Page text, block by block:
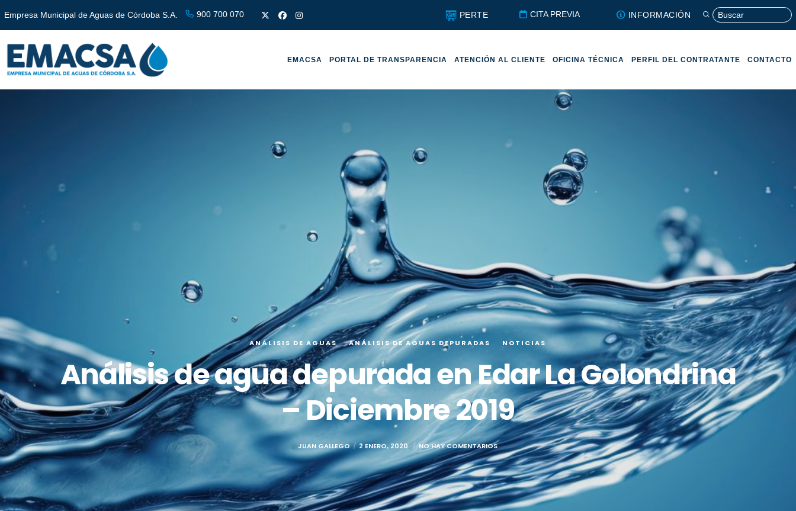
Empresa Municipal de Aguas de Córdoba S.A. 900 700 070 PERTE CITA PREVIA INFORMACIÓN
EMACSA PORTAL DE TRANSPARENCIA ATENCIÓN AL CLIENTE OFICINA TÉCNICA PERFIL DEL CONTRATANTE CONTACTO
ANÁLISIS DE AGUAS ANÁLISIS DE AGUAS DEPURADAS NOTICIAS
Análisis de agua depurada en Edar La Golondrina
– Diciembre 2019
JUAN GALLEGO 2 ENERO, 2020 NO HAY COMENTARIOS